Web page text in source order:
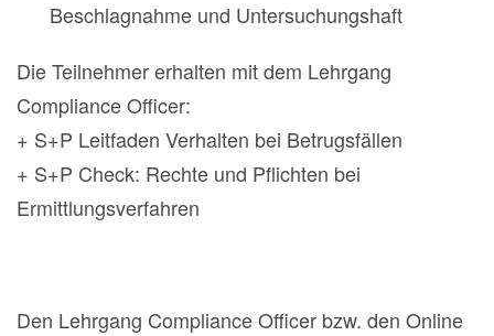
Beschlagnahme und Untersuchungshaft
Die Teilnehmer erhalten mit dem Lehrgang
Compliance Officer:
+ S+P Leitfaden Verhalten bei Betrugsfällen
+ S+P Check: Rechte und Pflichten bei
Ermittlungsverfahren
Den Lehrgang Compliance Officer bzw. den Online